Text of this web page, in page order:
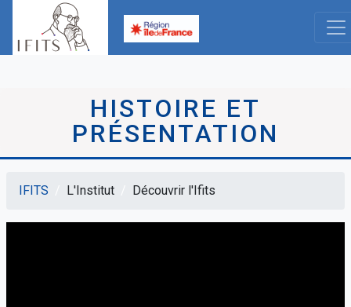
contenu
HISTOIRE ET
PRÉSENTATION
IFITS L'Institut Découvrir l'Ifits